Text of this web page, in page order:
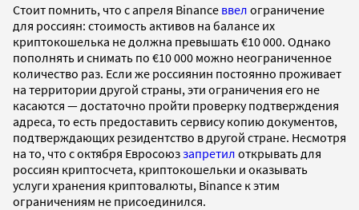
Стоит помнить, что с апреля Binance ввел ограничение
для россиян: стоимость активов на балансе их
криптокошелька не должна превышать €10 000. Однако
пополнять и снимать по €10 000 можно неограниченное
количество раз. Если же россиянин постоянно проживает
на территории другой страны, эти ограничения его не
касаются — достаточно пройти проверку подтверждения
адреса, то есть предоставить сервису копию документов,
подтверждающих резидентство в другой стране. Несмотря
на то, что с октября Евросоюззапретил открывать для
россиян криптосчета, криптокошельки и оказывать
услуги хранения криптовалюты, Binance к этим
ограничениям не присоединился.